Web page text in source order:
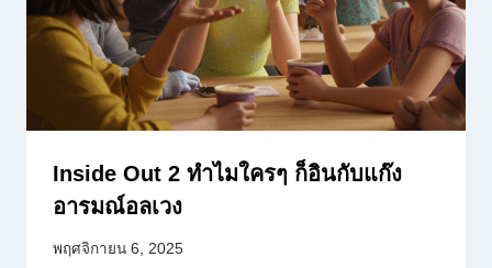
Inside Out 2 ทำไมใครๆ ก็อินกับแก๊ง
อารมณ์อลเวง
พฤศจิกายน 6, 2025